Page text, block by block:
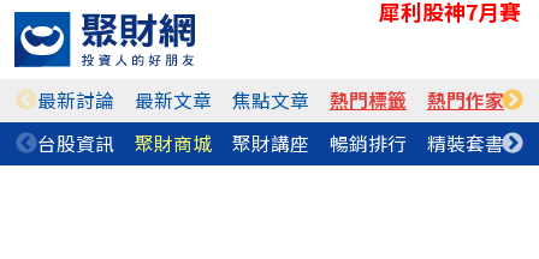
犀利股神7月賽
最新討論 最新文章 焦點文章 熱門標籤 熱門作家
台股資訊
聚財商城 聚財講座 暢銷排行 精裝套書